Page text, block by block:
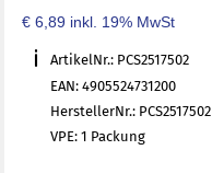
€ 6,89 inkl. 19% MwSt
ArtikelNr.: PCS2517502
EAN: 4905524731200
HerstellerNr.: PCS2517502
VPE: 1 Packung